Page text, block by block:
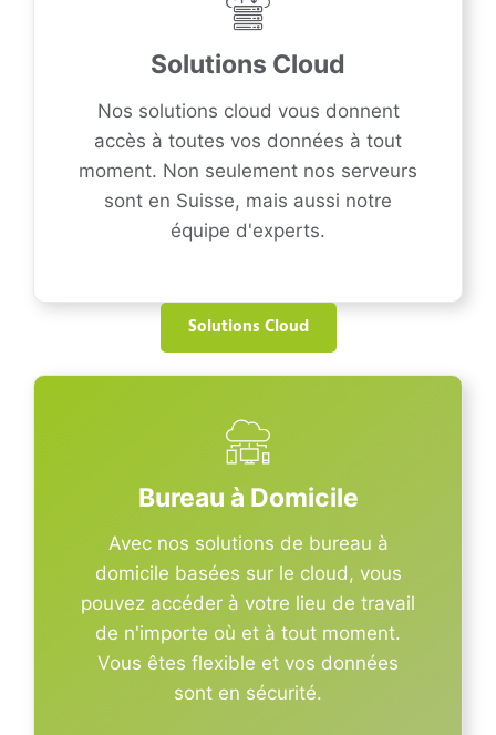
Solutions Cloud
Nos solutions cloud vous donnent
accès à toutes vos données à tout
moment. Non seulement nos serveurs
sont en Suisse, mais aussi notre
équipe d'experts.
Solutions Cloud
Bureau à Domicile
Avec nos solutions de bureau à
domicile basées sur le cloud, vous
pouvez accéder à votre lieu de travail
de n'importe où et à tout moment.
Vous êtes flexible et vos données
sont en sécurité.